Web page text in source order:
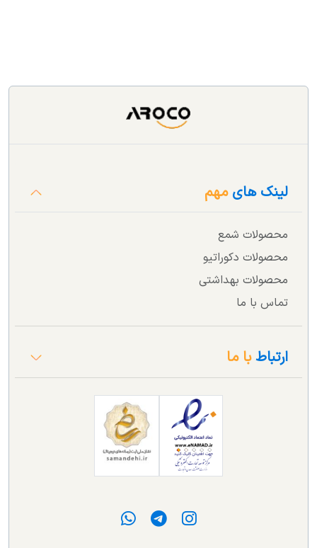
لینک هایمهم
محصولات شمع
محصولات دکوراتیو
محصولات بهداشتی
تماس با ما
ارتباطبا ما